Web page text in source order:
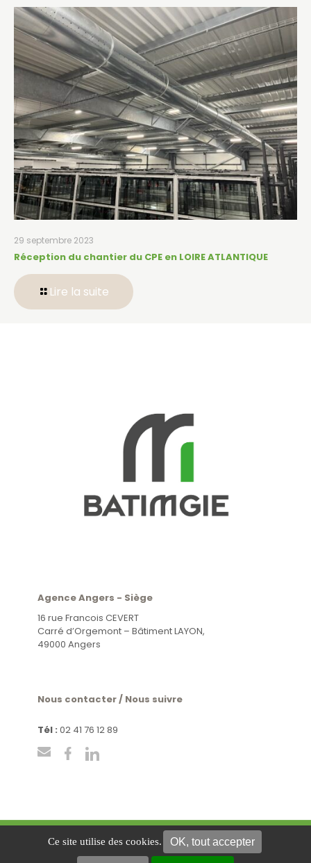
Ce site utilise des cookies. OK, tout accepter
29 septembre 2023
Réception du chantier du CPE en LOIRE ATLANTIQUE
Lire la suite
Agence Angers - Siège
16 rue Francois CEVERT
Carré d’Orgemont – Bâtiment LAYON,
49000 Angers
Nous contacter / Nous suivre
Tél : 02 41 76 12 89
Mentions légales Politique de confidentialité
Plan du